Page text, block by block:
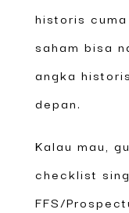
historis
saham bisa
angka
depan.
Kalau mau,
checklist
FFS/